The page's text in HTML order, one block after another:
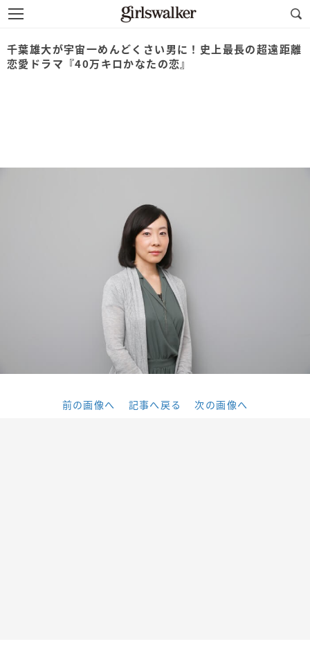
千葉雄大が宇宙一めんどくさい男に！史上最長の超遠距離
恋愛ドラマ『40万キロかなたの恋』
前の画像へ 記事へ戻る 次の画像へ